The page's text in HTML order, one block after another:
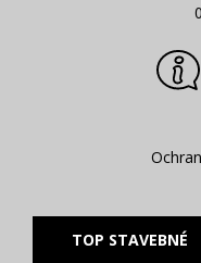
TOP STAVEBNÉ